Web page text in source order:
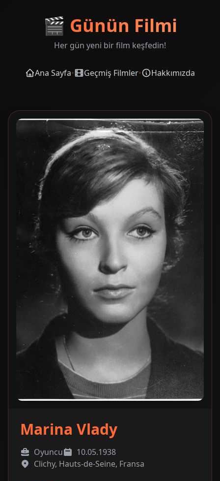
🎬 Günün Filmi
Her gün yeni bir film keşfedin!
Ana Sayfa• Geçmiş Filmler• Hakkımızda
Marina Vlady
Oyuncu
10.05.1938
Clichy, Hauts-de-Seine, Fransa